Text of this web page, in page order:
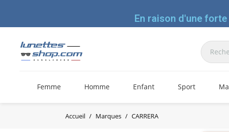
En raison d'une
Femme Homme Enfant Sport
Accueil Marques CARRERA